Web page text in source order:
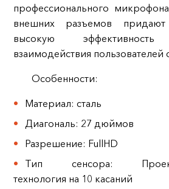
профессионального
внешних разъемов
высокую
взаимодействия
Особенности:
Материал: сталь
Диагональ: 27 дюймов
Разрешение: FullHD
Тип сенсора:
технология на 10 касаний